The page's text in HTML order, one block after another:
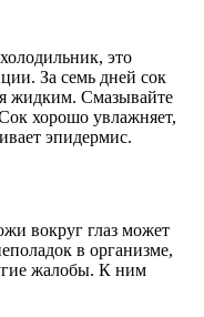
это
За семь дней сок
жидким. Смазывайте
хорошо увлажняет,
эпидермис.
вокруг глаз может
в организме,
жалобы. К ним